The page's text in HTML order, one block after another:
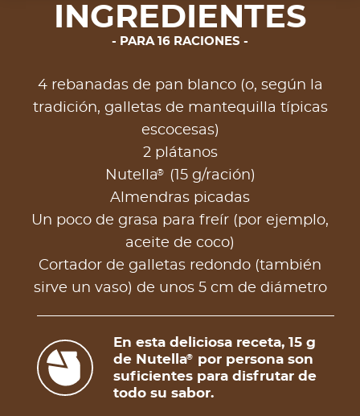
INGREDIENTES
PARA 16 RACIONES
4 rebanadas de pan blanco (o, según la
tradición, galletas de mantequilla típicas
escocesas)
2 plátanos
Nutella®
(15 g/ración)
Almendras picadas
Un poco de grasa para freír (por ejemplo,
aceite de coco)
Cortador de galletas redondo (también
sirve un vaso) de unos 5 cm de diámetro
En esta deliciosa receta, 15 g
de Nutella®
por persona son
suficientes para disfrutar de
todo su sabor.